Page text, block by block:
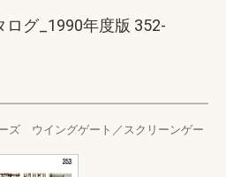
グ_1990年度版 352-
ズ ウイングゲート／スクリーンゲー